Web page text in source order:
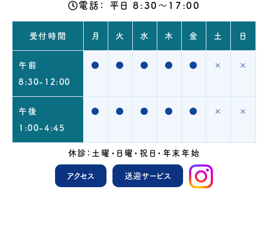
電話： 平日 8:30～17:00
受付時間 月 火 水 木 金 土 日
午前
8:30-12:00
● ● ● ● ● × ×
午後
1:00-4:45
● ● ● ● ● × ×
休診：土曜・日曜・祝日・年末年始
アクセス 送迎サービス